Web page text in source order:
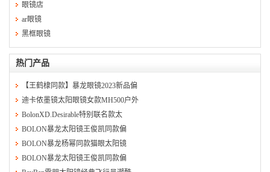
眼镜店
ar眼镜
黑框眼镜
热门产品
【王鹤棣同款】暴龙眼镜2023新品偏
迪卡侬墨镜太阳眼镜女款MH500户外
BolonXD.Desirable特别联名款太
BOLON暴龙太阳镜王俊凯同款偏
BOLON暴龙杨幂同款猫眼太阳镜
BOLON暴龙太阳镜王俊凯同款偏